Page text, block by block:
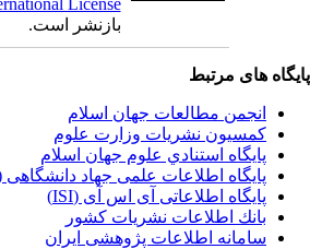
License
بازنشر است.
های مرتبط
انجمن مطالعات جهان اسلام
کمسیون نشریات وزارت علوم
پايگاه استنادي علوم جهان اسلام
پایگاه اطلاعات علمی جهاد دانشگاهی (SID)
پایگاه اطلاعاتی آی اس آی (ISI)
بانك اطلاعات نشريات كشور
سامانه اطلاعات پژوهشی ایران